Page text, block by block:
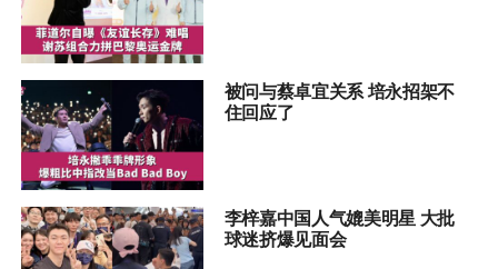
被问与蔡卓宜关系 培永招架不
住回应了
李梓嘉中国人气媲美明星 大批
球迷挤爆见面会